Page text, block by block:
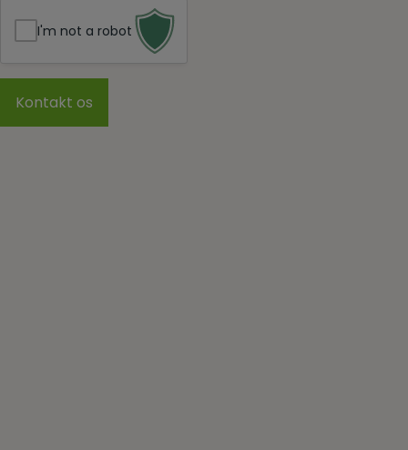
I'm not a robot